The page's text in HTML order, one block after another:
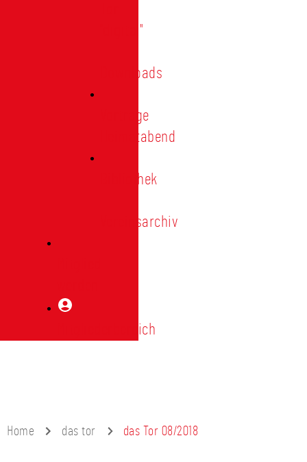
"digital"
Downloads
Vorträge
Heimatabend
Bibliothek
Vereinsarchiv
Mitgliederbereich
Home das tor das Tor 08/2018